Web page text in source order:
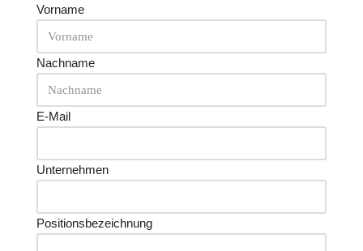
Vorname
Nachname
E-Mail
Unternehmen
Positionsbezeichnung